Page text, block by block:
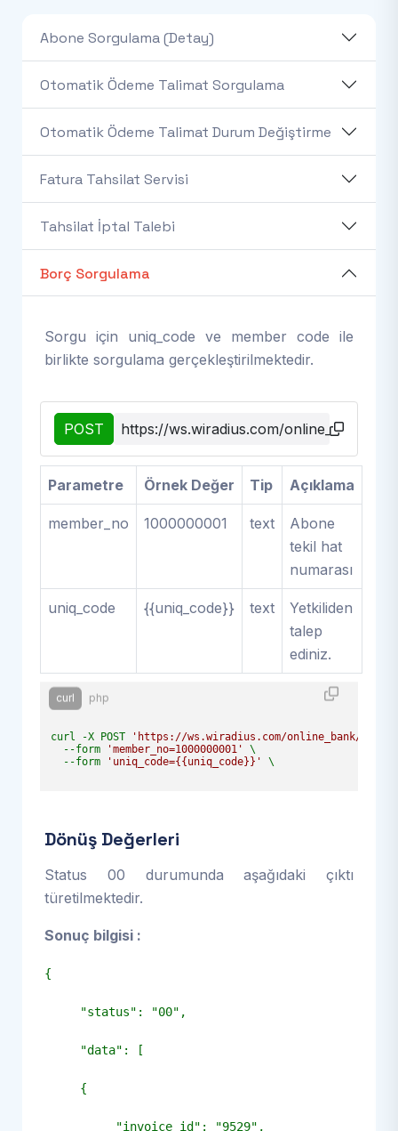
Abone Sorgulama (Detay)
Otomatik Ödeme Talimat Sorgulama
Otomatik Ödeme Talimat Durum Değiştirme
Fatura Tahsilat Servisi
Tahsilat İptal Talebi
Borç Sorgulama
Sorgu için uniq_code ve member code ile
birlikte sorgulama gerçekleştirilmektedir.
POST https://ws.wiradius.com/online_bank/
Parametre Örnek Değer Tip Açıklama
member_no 1000000001 text
Abone
tekil hat
numarası
uniq_code {{uniq_code}} text
Yetkiliden
talep
ediniz.
curl php
curl -X POST
'https://ws.wiradius.com/online_bank/
  --form
'member_no=1000000001'
\
  --form
'uniq_code={{uniq_code}}' \
Dönüş Değerleri
Status 00 durumunda aşağıdaki çıktı
türetilmektedir.
Sonuç bilgisi :
{
"status": "00",
"data": [
{
"invoice_id": "9529",